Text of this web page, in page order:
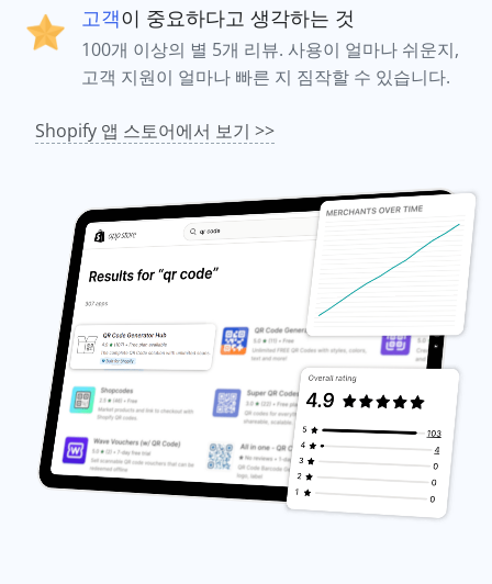
고객이 중요하다고 생각하는 것
100개 이상의 별 5개 리뷰. 사용이 얼마나 쉬운지,
고객 지원이 얼마나 빠른 지 짐작할 수 있습니다.
Shopify 앱 스토어에서 보기 >>